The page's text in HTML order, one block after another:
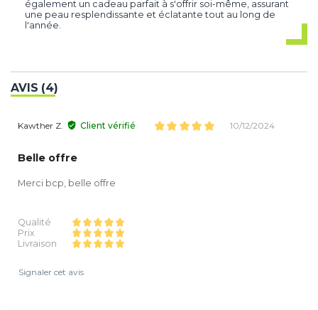
également un cadeau parfait à s'offrir soi-même, assurant
une peau resplendissante et éclatante tout au long de
l'année.
AVIS (4)
Kawther Z. Client vérifié 10/12/2024
Belle offre
Merci bcp, belle offre
Qualité
Prix
Livraison
Signaler cet avis